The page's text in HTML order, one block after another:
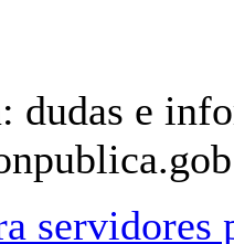
dudas e
servidores